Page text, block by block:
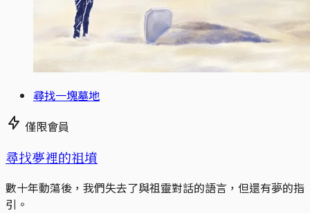
尋找一塊墓地
僅限會員
尋找夢裡的祖墳
數十年動蕩後，我們失去了與祖靈對話的語言，但還有夢的指
引。